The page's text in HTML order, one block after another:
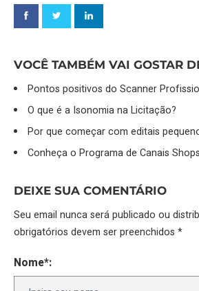
VOCÊ TAMBÉM VAI GOSTAR
Pontos positivos do Scanner
O que é a Isonomia na Licitação?
Por que começar com editais
Conheça o Programa de Canais
DEIXE SUA COMENTÁRIO
Seu email nunca será publicado ou
obrigatórios devem ser preenchidos *
Nome*: